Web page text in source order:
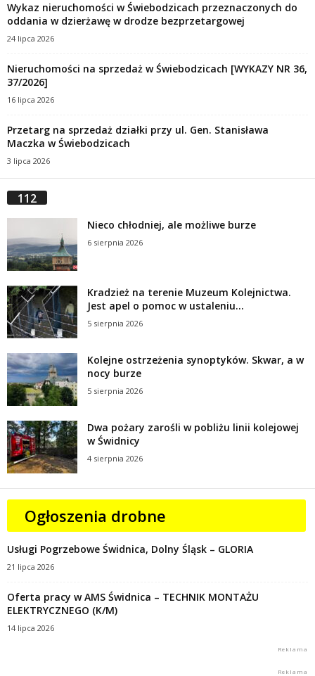
Wykaz nieruchomości w Świebodzicach przeznaczonych do
oddania w dzierżawę w drodze bezprzetargowej
24 lipca 2026
Nieruchomości na sprzedaż w Świebodzicach [WYKAZY NR 36,
37/2026]
16 lipca 2026
Przetarg na sprzedaż działki przy ul. Gen. Stanisława
Maczka w Świebodzicach
3 lipca 2026
112
Nieco chłodniej, ale możliwe burze
6 sierpnia 2026
Kradzież na terenie Muzeum Kolejnictwa.
Jest apel o pomoc w ustaleniu...
5 sierpnia 2026
Kolejne ostrzeżenia synoptyków. Skwar, a w
nocy burze
5 sierpnia 2026
Dwa pożary zarośli w pobliżu linii kolejowej
w Świdnicy
4 sierpnia 2026
Ogłoszenia drobne
Usługi Pogrzebowe Świdnica, Dolny Śląsk – GLORIA
21 lipca 2026
Oferta pracy w AMS Świdnica – TECHNIK MONTAŻU
ELEKTRYCZNEGO (K/M)
14 lipca 2026